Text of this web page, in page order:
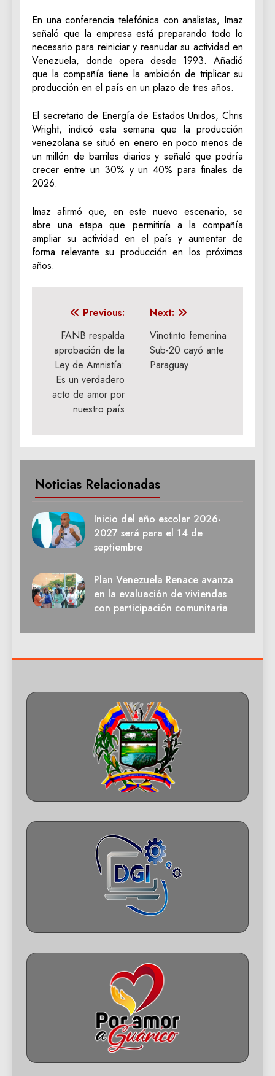
En una conferencia telefónica con analistas, Imaz
señaló que la empresa está preparando todo lo
necesario para reiniciar y reanudar su actividad en
Venezuela, donde opera desde 1993. Añadió
que la compañía tiene la ambición de triplicar su
producción en el país en un plazo de tres años.
El secretario de Energía de Estados Unidos, Chris
Wright, indicó esta semana que la producción
venezolana se situó en enero en poco menos de
un millón de barriles diarios y señaló que podría
crecer entre un 30% y un 40% para finales de
2026.
Imaz afirmó que, en este nuevo escenario, se
abre una etapa que permitiría a la compañía
ampliar su actividad en el país y aumentar de
forma relevante su producción en los próximos
años.
Navegación
entradas
Previous:
FANB respalda
aprobación de la
Ley de Amnistía:
Es un verdadero
acto de amor por
nuestro país
Next:
Vinotinto femenina
Sub-20 cayó ante
Paraguay
Noticias Relacionadas
Inicio del año escolar 2026-
2027 será para el 14 de
septiembre
Plan Venezuela Renace avanza
en la evaluación de viviendas
con participación comunitaria